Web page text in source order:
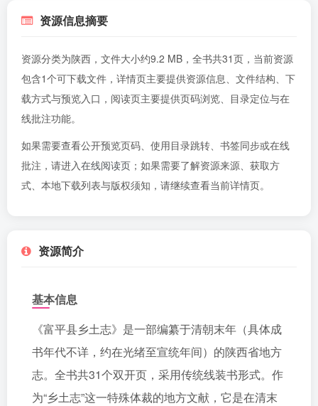
资源信息摘要
资源分类为陕西，文件大小约9.2 MB，全书共31页，当前资源
包含1个可下载文件，详情页主要提供资源信息、文件结构、下
载方式与预览入口，阅读页主要提供页码浏览、目录定位与在
线批注功能。
如果需要查看公开预览页码、使用目录跳转、书签同步或在线
批注，请进入在线阅读页 ；如果需要了解资源来源、获取方
式、本地下载列表与版权须知，请继续查看当前详情页。
资源简介
基本信息
《富平县乡土志》是一部编纂于清朝末年（具体成
书年代不详，约在光绪至宣统年间）的陕西省地方
志。全书共31个双开页，采用传统线装书形式。作
为“乡土志”这一特殊体裁的地方文献，它是在清末